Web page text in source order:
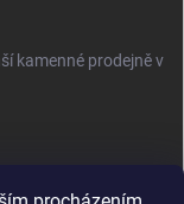
kamenné prodejně v